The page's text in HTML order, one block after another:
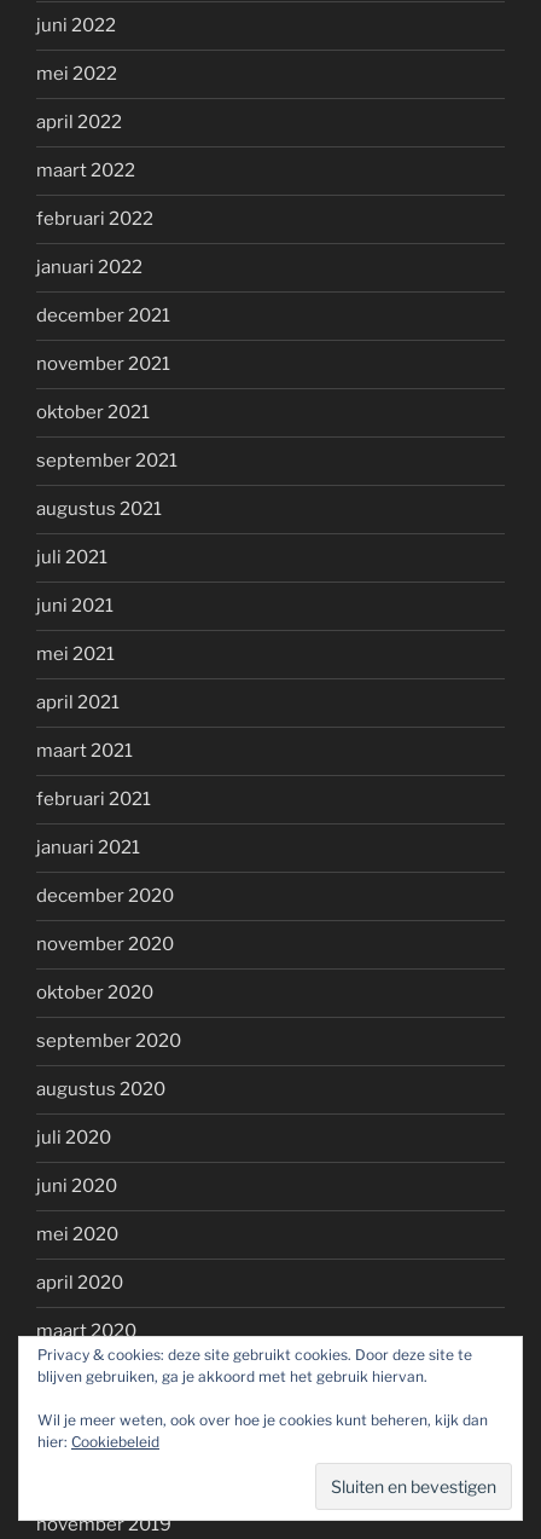
juni 2022
mei 2022
april 2022
maart 2022
februari 2022
januari 2022
december 2021
november 2021
oktober 2021
september 2021
augustus 2021
juli 2021
juni 2021
mei 2021
april 2021
maart 2021
februari 2021
januari 2021
december 2020
november 2020
oktober 2020
september 2020
augustus 2020
juli 2020
juni 2020
mei 2020
april 2020
maart 2020
februari 2020
januari 2020
november 2019
Privacy & cookies: deze site gebruikt cookies. Door deze site te
blijven gebruiken, ga je akkoord met het gebruik hiervan.
Wil je meer weten, ook over hoe je cookies kunt beheren, kijk dan
hier: Cookiebeleid